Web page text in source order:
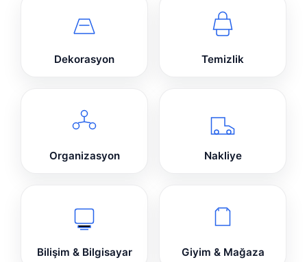
Dekorasyon Temizlik
Organizasyon Nakliye
Bilişim & Bilgisayar Giyim & Mağaza